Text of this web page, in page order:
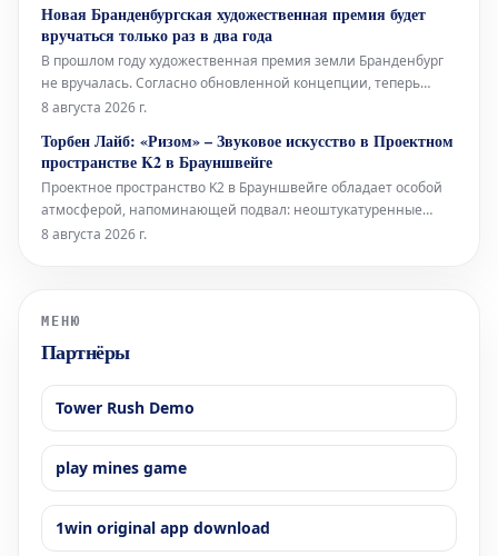
Берлинского Фольксбюне, превращенного во временный
открытый бассейн. Дебаты во
Новая Бранденбургская художественная премия будет
вручаться только раз в два года
В прошлом году художественная премия земли Бранденбург
не вручалась. Согласно обновленной концепции, теперь
премия будет присуждаться только раз в два года, и это не
утверждая новую структуру премии, намерено оказать
всестороннюю поддержку
8 августа 2026 г.
Торбен Лайб: «Ризом» – Звуковое искусство в Проектном
пространстве K2 в Брауншвейге
Проектное пространство K2 в Брауншвейге обладает особой
атмосферой, напоминающей подвал: неоштукатуренные
стены, высоко расположенные окна и видимые трубы, словно
8 августа 2026 г.
МЕНЮ
Партнёры
Tower Rush Demo
play mines game
1win original app download